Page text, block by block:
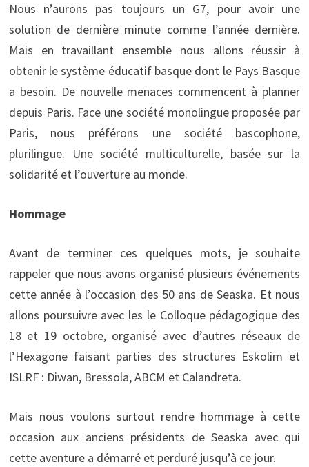
Nous n’aurons pas toujours un G7, pour avoir une
solution de dernière minute comme l’année dernière.
Mais en travaillant ensemble nous allons réussir à
obtenir le système éducatif basque dont le Pays Basque
a besoin. De nouvelle menaces commencent à planner
depuis Paris. Face une société monolingue proposée par
Paris, nous préférons une société bascophone,
plurilingue. Une société multiculturelle, basée sur la
solidarité et l’ouverture au monde.
Hommage
Avant de terminer ces quelques mots, je souhaite
rappeler que nous avons organisé plusieurs événements
cette année à l’occasion des 50 ans de Seaska. Et nous
allons poursuivre avec les le Colloque pédagogique des
18 et 19 octobre, organisé avec d’autres réseaux de
l’Hexagone faisant parties des structures Eskolim et
ISLRF : Diwan, Bressola, ABCM et Calandreta.
Mais nous voulons surtout rendre hommage à cette
occasion aux anciens présidents de Seaska avec qui
cette aventure a démarré et perduré jusqu’à ce jour.